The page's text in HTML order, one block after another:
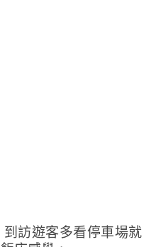
訪遊客多看停車場就